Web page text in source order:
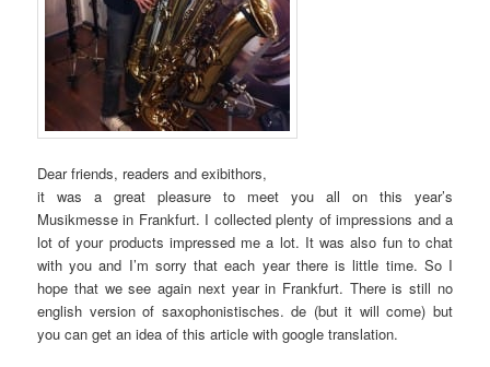
Dear friends, readers and exibithors,
it was a great pleasure to meet you all on this year’s
Musikmesse in Frankfurt. I collected plenty of impressions and a
lot of your products impressed me a lot. It was also fun to chat
with you and I’m sorry that each year there is little time. So I
hope that we see again next year in Frankfurt. There is still no
english version of saxophonistisches. de (but it will come) but
you can get an idea of this article with google translation.